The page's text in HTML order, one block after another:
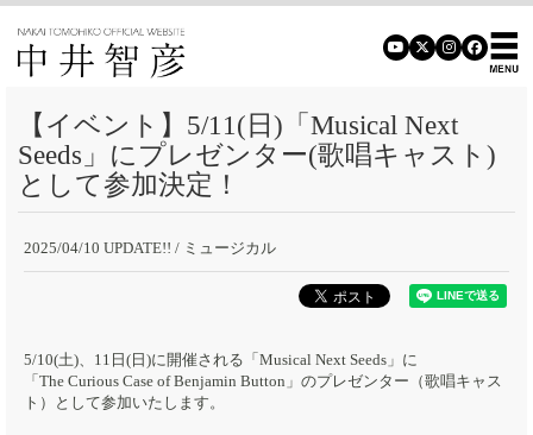
【イベント】5/11(日)「Musical Next
Seeds」にプレゼンター(歌唱キャスト)
として参加決定！
2025/04/10 UPDATE!! / ミュージカル
5/10(土)、11日(日)に開催される「Musical Next Seeds」に
「The Curious Case of Benjamin Button」のプレゼンター（歌唱キャス
ト）として参加いたします。